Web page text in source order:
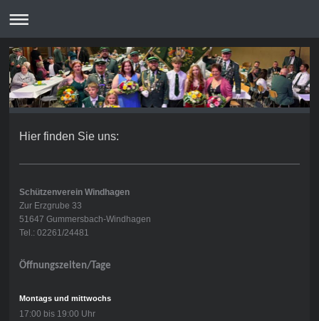
Hier finden Sie uns:
Schützenverein Windhagen
Zur Erzgrube 33
51647 Gummersbach-Windhagen
Tel.: 02261/24481
Öffnungszeiten/Tage
Montags und mittwochs
17:00 bis 19:00 Uhr